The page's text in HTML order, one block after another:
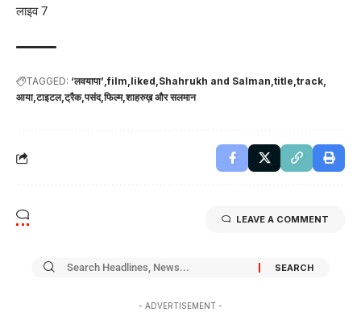
लाइव 7
TAGGED: ‘लवयापा’ film liked Shahrukh and Salman title track
आया टाइटल ट्रैक पसंद फिल्म शाहरुख़ और सलमान
LEAVE A COMMENT
- ADVERTISEMENT -